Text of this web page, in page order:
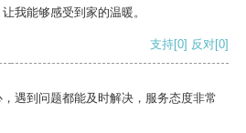
我能够感受到家的温暖。
支持[0] 反对[0]
遇到问题都能及时解决，服务态度非常